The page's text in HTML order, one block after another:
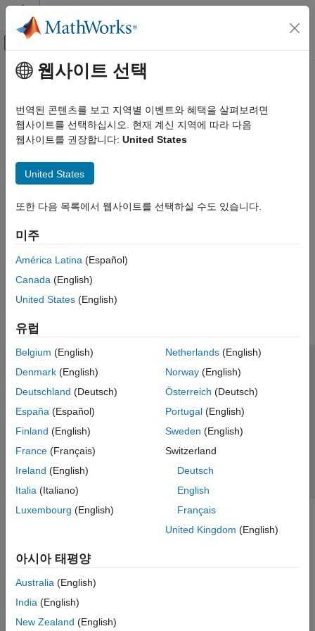
콘텐츠로 바로 가기
오프캔버스 탐색 메뉴 토글
문서 홈
FPGA, ASIC, and SoC Development
주요 콘텐츠
How useful was this information?
웹사이트 선택
번역된 콘텐츠를 보고 지역별 이벤트와 혜택을 살펴보려면
웹사이트를 선택하십시오. 현재 계신 지역에 따라 다음
웹사이트를 권장합니다: United States
United States
또한 다음 목록에서 웹사이트를 선택하실 수도 있습니다.
미주
América Latina (Español)
Canada (English)
United States (English)
유럽
Belgium (English)
Denmark (English)
Deutschland (Deutsch)
España (Español)
Finland (English)
France (Français)
Ireland (English)
Italia (Italiano)
Luxembourg (English)
Netherlands(English)
Norway(English)
Österreich (Deutsch)
Portugal(English)
Sweden (English)
Switzerland
Deutsch
English
Français
United Kingdom (English)
아시아 태평양
Australia (English)
India (English)
New Zealand (English)
신뢰 센터 등록 상표 개인정보 취급방침
불법 복제 방지
애플리케이션 상태
© 1994-2026 The MathWorks, Inc.